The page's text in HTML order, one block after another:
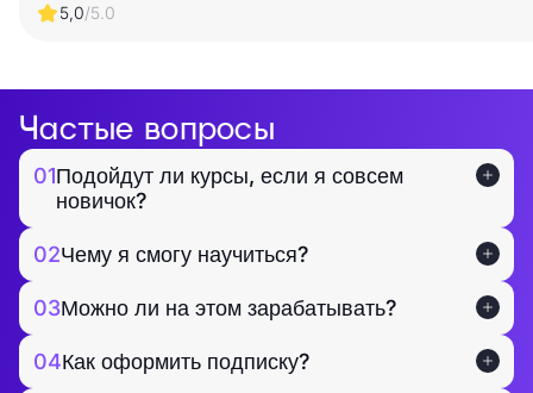
5,0/5.0
Частые вопросы
01Подойдут ли курсы, если я совсем
новичок?
02Чему я смогу научиться?
03Можно ли на этом зарабатывать?
04Как оформить подписку?